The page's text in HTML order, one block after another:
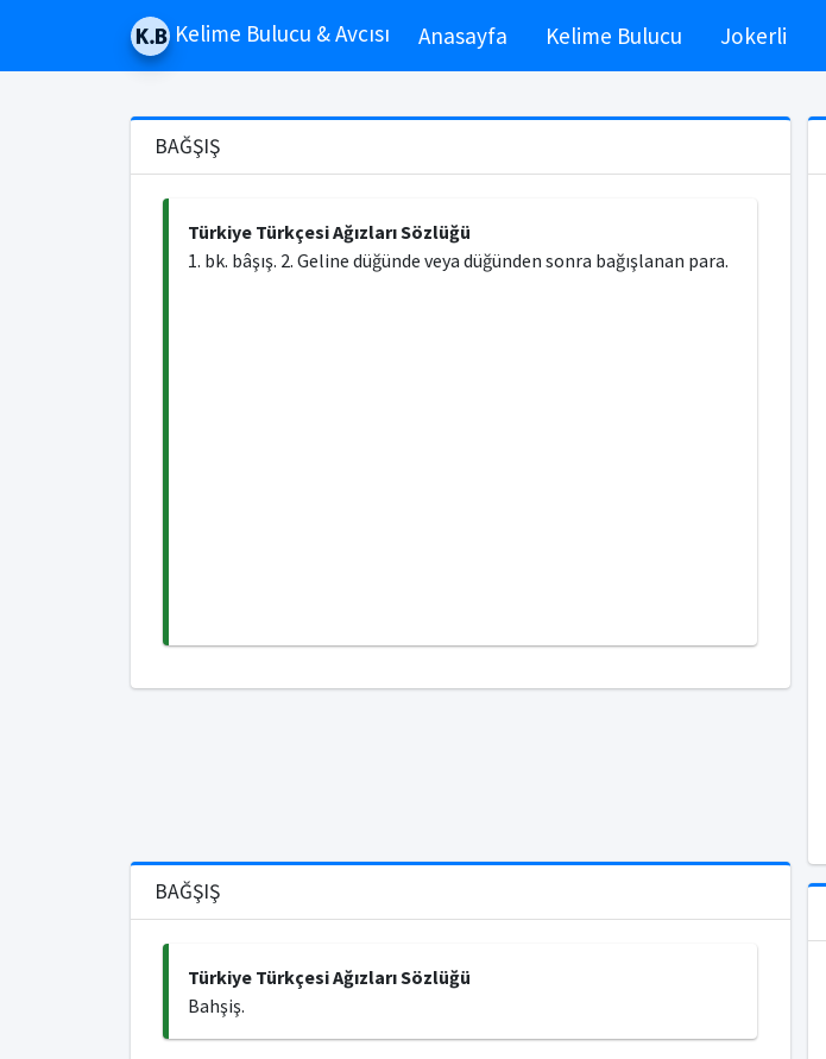
Kelime Bulucu & Avcısı Anasayfa Kelime Bulucu Jokerli
BAĞŞIŞ
Türkiye Türkçesi Ağızları Sözlüğü
1. bk. bâşış. 2. Geline düğünde veya düğünden sonra bağışlanan para.
BAĞŞIŞ
Türkiye Türkçesi Ağızları Sözlüğü
Bahşiş.